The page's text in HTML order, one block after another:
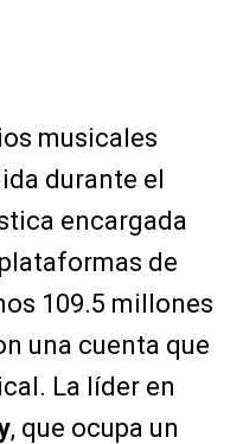
musicales
durante el
encargada
de
109.5 millones
una cuenta que
La líder en
, que ocupa un